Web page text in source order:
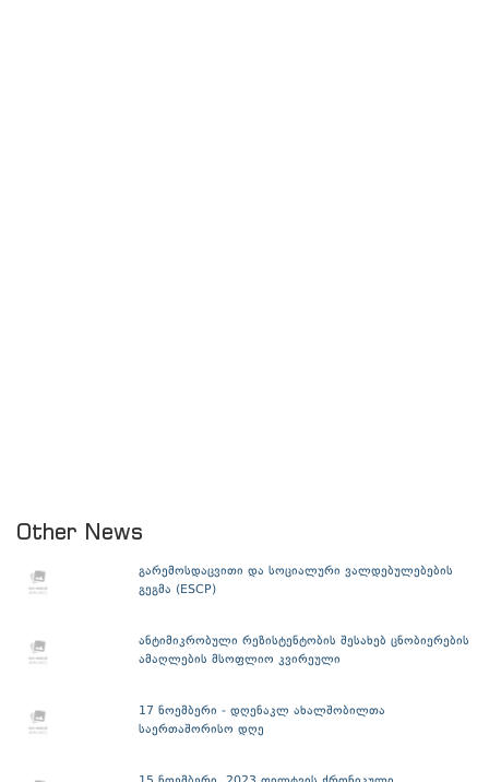
Other News
გარემოსდაცვითი და სოციალური ვალდებულებების
გეგმა (ESCP)
ანტიმიკრობული რეზისტენტობის შესახებ ცნობიერების
ამაღლების მსოფლიო კვირეული
17 ნოემბერი - დღენაკლ ახალშობილთა
საერთაშორისო დღე